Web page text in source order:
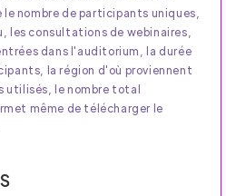
nombre de participants uniques,
les consultations de webinaires,
dans l'auditorium, la durée
la région d'où proviennent
utilisés, le nombre total
même de télécharger le